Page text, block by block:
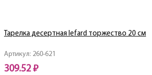
Артикул: 260-621
Тарелка десертная lefard торжество 20 см
309.52 ₽